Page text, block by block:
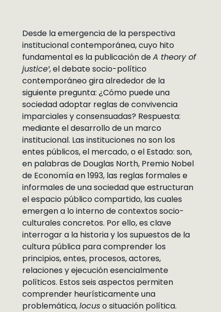
Desde la emergencia de la perspectiva
institucional contemporánea, cuyo hito
fundamental es la publicación deA theory of
justice¹, el debate socio-político
contemporáneo gira alrededor de la
siguiente pregunta: ¿Cómo puede una
sociedad adoptar reglas de convivencia
imparciales y consensuadas? Respuesta:
mediante el desarrollo de un marco
institucional. Las instituciones no son los
entes públicos, el mercado, o el Estado: son,
en palabras de Douglas North, Premio Nobel
de Economía en 1993, las reglas formales e
informales de una sociedad que estructuran
el espacio público compartido, las cuales
emergen a lo interno de contextos socio-
culturales concretos. Por ello, es clave
interrogar a la historia y los supuestos de la
cultura pública para comprender los
principios, entes, procesos, actores,
relaciones y ejecución esencialmente
políticos. Estos seis aspectos permiten
comprender heurísticamente una
problemática,locuso situación política.